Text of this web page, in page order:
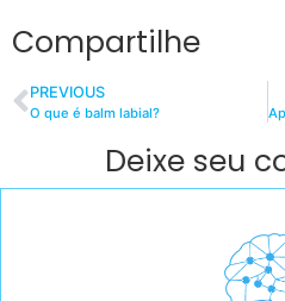
Compartilhe
PREVIOUS
O que é balm labial?
Deixe seu